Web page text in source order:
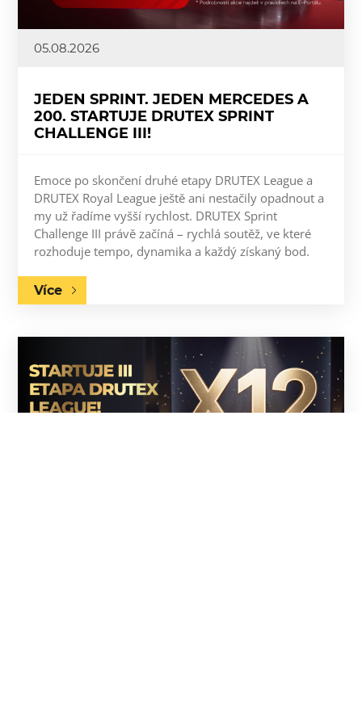
05.08.2026
JEDEN SPRINT. JEDEN MERCEDES A
200. STARTUJE DRUTEX SPRINT
CHALLENGE III!
Emoce po skončení druhé etapy DRUTEX League a
DRUTEX Royal League ještě ani nestačily opadnout a
my už řadíme vyšší rychlost. DRUTEX Sprint
Challenge III právě začíná – rychlá soutěž, ve které
rozhoduje tempo, dynamika a každý získaný bod.
Více